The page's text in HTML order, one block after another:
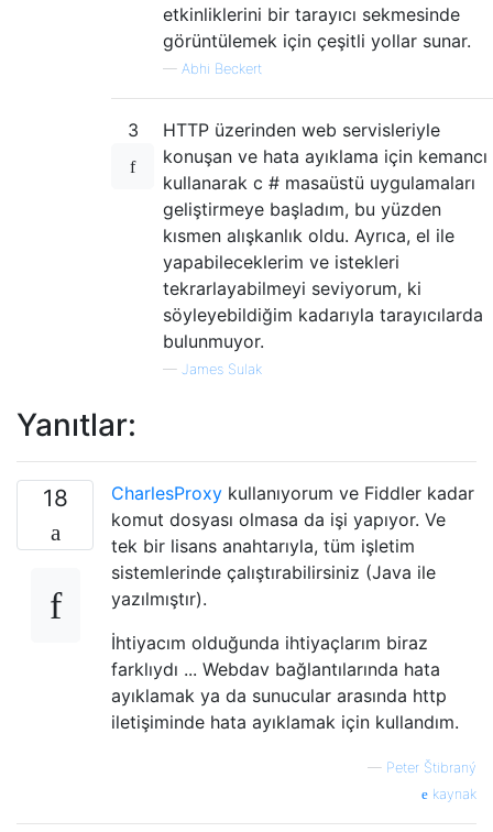
etkinliklerini bir tarayıcı sekmesinde
görüntülemek için çeşitli yollar sunar.
— Abhi Beckert
3
HTTP üzerinden web servisleriyle
konuşan ve hata ayıklama için kemancı
kullanarak c # masaüstü uygulamaları
geliştirmeye başladım, bu yüzden
kısmen alışkanlık oldu. Ayrıca, el ile
yapabileceklerim ve istekleri
tekrarlayabilmeyi seviyorum, ki
söyleyebildiğim kadarıyla tarayıcılarda
bulunmuyor.
— James Sulak
Yanıtlar:
18 CharlesProxy kullanıyorum ve Fiddler kadar
komut dosyası olmasa da işi yapıyor. Ve
tek bir lisans anahtarıyla, tüm işletim
sistemlerinde çalıştırabilirsiniz (Java ile
yazılmıştır).
İhtiyacım olduğunda ihtiyaçlarım biraz
farklıydı ... Webdav bağlantılarında hata
ayıklamak ya da sunucular arasında http
iletişiminde hata ayıklamak için kullandım.
— Peter Štibraný
kaynak